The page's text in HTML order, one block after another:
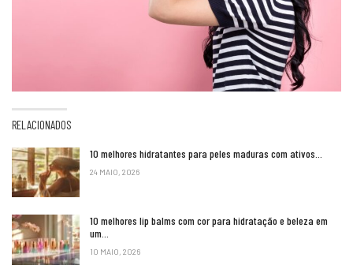
RELACIONADOS
10 melhores hidratantes para peles maduras com ativos…
24 MAIO, 2026
10 melhores lip balms com cor para hidratação e beleza em
um…
10 MAIO, 2026